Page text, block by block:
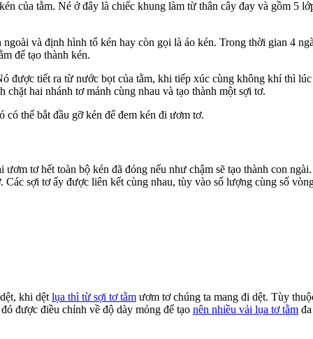
của tằm. Né ở đây là chiếc khung làm từ thân cây đay và gồm 5
và định hình tổ kén hay còn gọi là áo kén. Trong thời gian 4
để tạo thành kén.
được tiết ra từ nước bọt của tằm, khi tiếp xúc cùng không khí thì
hai nhánh tơ mảnh cùng nhau và tạo thành một sợi tơ.
thể bắt đầu gỡ kén để đem kén đi ươm tơ.
tơ hết toàn bộ kén đã đóng nếu như chậm sẽ tạo thành con
sợi tơ ấy được liên kết cùng nhau, tùy vào số lượng cùng số
khi dệt lụa thì từ sợi tơ tằm ươm tơ chúng ta mang đi dệt. Tùy
được điều chỉnh về độ dày mỏng để tạo nên nhiều vải lụa tơ tằm